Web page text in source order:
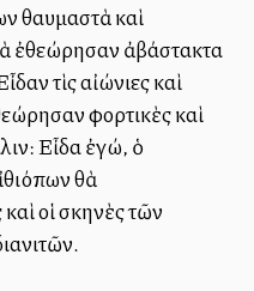
θαυμαστὰ καὶ
ἐθεώρησαν ἀβάστακτα
τὶς αἰώνιες καὶ
φορτικὲς καὶ
Εἶδα ἐγώ, ὁ
θὰ
οἱ σκηνὲς τῶν